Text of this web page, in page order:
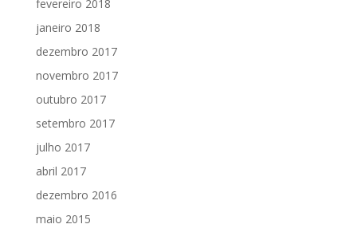
fevereiro 2018
janeiro 2018
dezembro 2017
novembro 2017
outubro 2017
setembro 2017
julho 2017
abril 2017
dezembro 2016
maio 2015